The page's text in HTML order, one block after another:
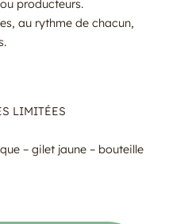
producteurs.
au rythme de chacun,
LIMITÉES
– gilet jaune – bouteille